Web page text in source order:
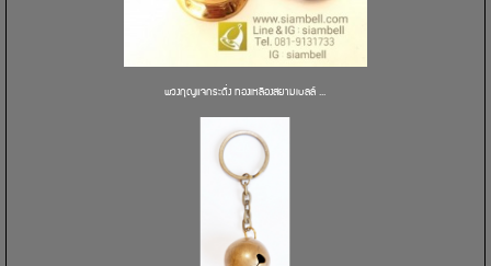
พวงกุญแจกระดิ่ง ทองเหลืองสยามเบลล์ ...